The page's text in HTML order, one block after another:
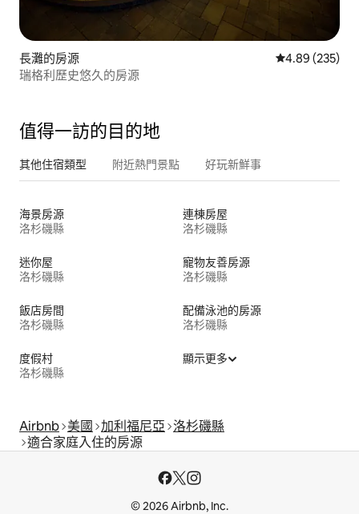
長灘的房源 從 235 則評價
4.89 (235)
瑞格利歷史悠久的房源
值得一訪的目的地
其他住宿類型 附近熱門景點 好玩新鮮事
海景房源
洛杉磯縣
連棟房屋
洛杉磯縣
迷你屋
洛杉磯縣
寵物友善房源
洛杉磯縣
飯店房間
洛杉磯縣
配備泳池的房源
洛杉磯縣
度假村
洛杉磯縣
顯示更多
Airbnb 美國 加利福尼亞 洛杉磯縣
適合家庭入住的房源
© 2026 Airbnb, Inc.